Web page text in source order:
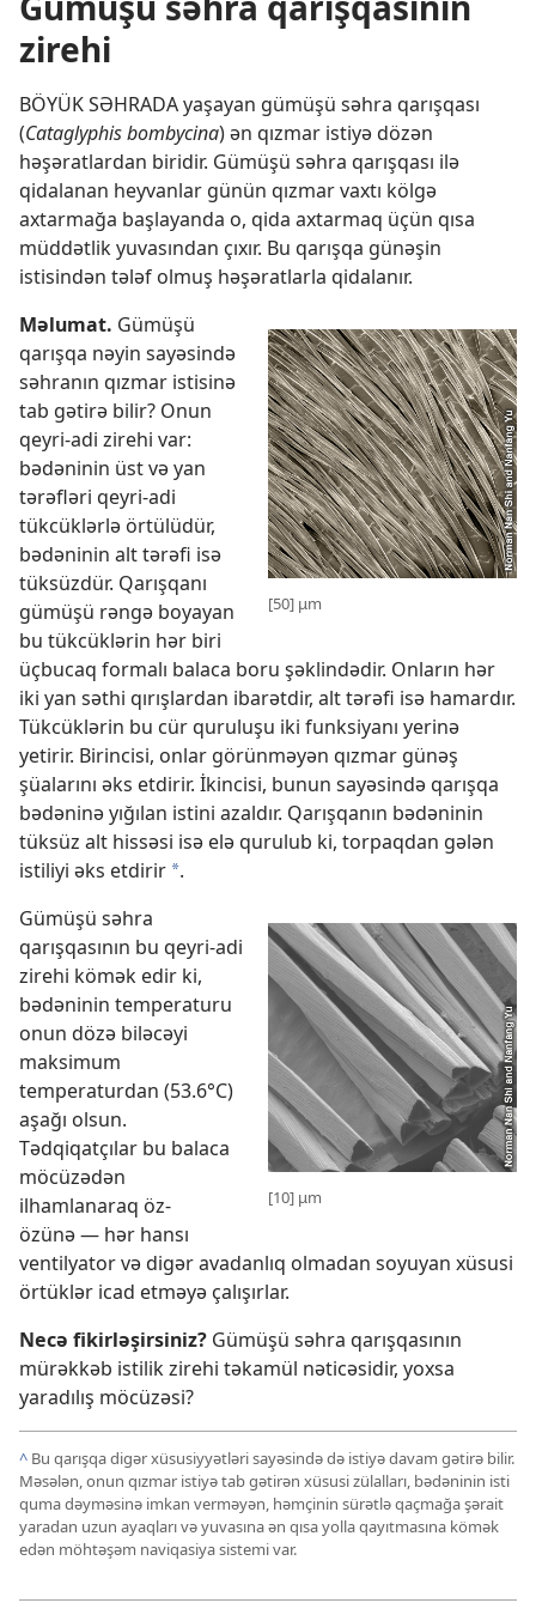
zirehi
BÖYÜK SƏHRADA yaşayan gümüşü səhra qarışqası
(Cataglyphis bombycina) ən qızmar istiyə dözən
həşəratlardan biridir. Gümüşü səhra qarışqası ilə
qidalanan heyvanlar günün qızmar vaxtı kölgə
axtarmağa başlayanda o, qida axtarmaq üçün qısa
müddətlik yuvasından çıxır. Bu qarışqa günəşin
istisindən tələf olmuş həşəratlarla qidalanır.
[50] μm
Məlumat. Gümüşü
qarışqa nəyin sayəsində
səhranın qızmar istisinə
tab gətirə bilir? Onun
qeyri-adi zirehi var:
bədəninin üst və yan
tərəfləri qeyri-adi
tükcüklərlə örtülüdür,
bədəninin alt tərəfi isə
tüksüzdür. Qarışqanı
gümüşü rəngə boyayan
bu tükcüklərin hər biri
üçbucaq formalı balaca boru şəklindədir. Onların hər
iki yan səthi qırışlardan ibarətdir, alt tərəfi isə hamardır.
Tükcüklərin bu cür quruluşu iki funksiyanı yerinə
yetirir. Birincisi, onlar görünməyən qızmar günəş
şüalarını əks etdirir. İkincisi, bunun sayəsində qarışqa
bədəninə yığılan istini azaldır. Qarışqanın bədəninin
tüksüz alt hissəsi isə elə qurulub ki, torpaqdan gələn
istiliyi əks etdirir *.
[10] μm
Gümüşü səhra
qarışqasının bu qeyri-adi
zirehi kömək edir ki,
bədəninin temperaturu
onun dözə biləcəyi
maksimum
temperaturdan (53.6°C)
aşağı olsun.
Tədqiqatçılar bu balaca
möcüzədən
ilhamlanaraq öz-
özünə — hər hansı
ventilyator və digər avadanlıq olmadan soyuyan xüsusi
örtüklər icad etməyə çalışırlar.
Necə fikirləşirsiniz? Gümüşü səhra qarışqasının
mürəkkəb istilik zirehi təkamül nəticəsidir, yoxsa
yaradılış möcüzəsi?
^ Bu qarışqa digər xüsusiyyətləri sayəsində də istiyə davam gətirə bilir.
Məsələn, onun qızmar istiyə tab gətirən xüsusi zülalları, bədəninin isti
quma dəyməsinə imkan verməyən, həmçinin sürətlə qaçmağa şərait
yaradan uzun ayaqları və yuvasına ən qısa yolla qayıtmasına kömək
edən möhtəşəm naviqasiya sistemi var.